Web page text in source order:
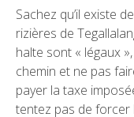
Sachez qu’il existe
rizières de
halte sont « légaux
chemin et ne pas
payer la taxe
tentez pas de forcer